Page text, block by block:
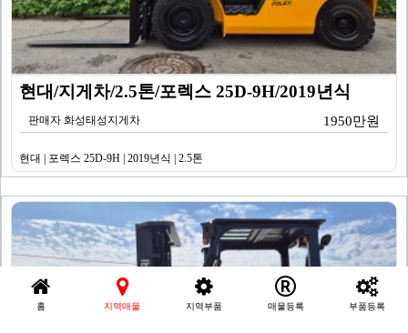
현대/지게차/2.5톤/포렉스 25D-9H/2019년식
판매자 화성태성지게차 1950만원
현대 | 포렉스 25D-9H | 2019년식 | 2.5톤
홈 지역매물 지역부품 매물등록 부품등록